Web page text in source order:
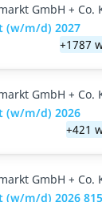
GmbH + Co.
(w/m/d) 2027
+1787
GmbH + Co.
(w/m/d) 2026
+421
GmbH + Co.
m/d) 2026